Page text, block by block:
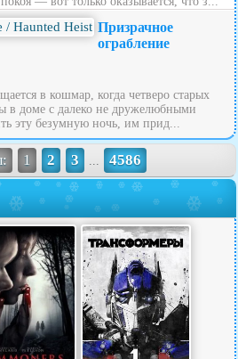
Призрачное
ограбление
в кошмар, когда четверо старых
в доме с далеко не дружелюбными
эту безумную ночь, им прид...
1 2 3 ... 4586